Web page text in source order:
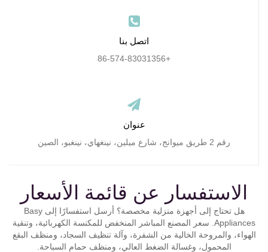
اتصل بنا
+86-574-83031356
عنوان
رقم 2 طريق ميوانج، شارع ميلين، نينغهاي، نينغبو، الصين
الاستفسار عن قائمة الأسعار
هل تحتاج إلى أجهزة منزلية مخصصة؟ أرسل استفسارًا إلى Basy
Appliances. سعر المصنع المباشر المنخفض للمكنسة الكهربائية، وتنقية
الهواء، والمروحة الخالية من الشفرة، وآلة تنظيف السجاد، ومنظف البقع
المحمول، وغسالة الضغط العالي، ومنظف حمام السباحة.